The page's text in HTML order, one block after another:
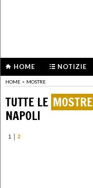
HOME NOTIZIE
HOME > MOSTRE
TUTTE LE MOSTRE
NAPOLI
1 2